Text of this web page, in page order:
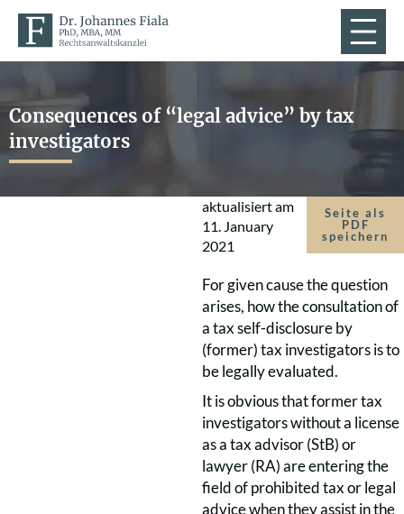
Consequences of “legal advice” by tax
investigators
aktualisiert am
11. January
2021
Seite als
PDF
speichern
For given cause the question
arises, how the consultation of
a tax self-disclosure by
(former) tax investigators is to
be legally evaluated.
It is obvious that former tax
investigators without a license
as a tax advisor (StB) or
lawyer (RA) are entering the
field of prohibited tax or legal
advice when they assist in the